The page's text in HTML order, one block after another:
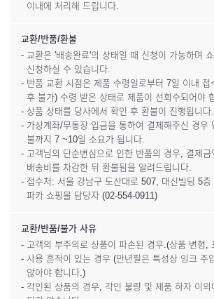
이내에 처리해 드립니다.
교환/반품/환불
- 교환은 '배송완료'의 상태일 때 신청이 가능하며
신청하실 수 있습니다.
- 반품 교환 시점은 제품 수령일로부터 7일 이내 접
후 불가) 수령 받은 상태로 제품이 선회수되어야
- 상품 상태를 당사에서 확인 후 환불이 진행됩니다.
- 가상계좌/무통장 입금을 통하여 결제해주신 경우
불까지 7 ~10일 소요가 됩니다.
- 고객님의 단순변심으로 인한 반품의 경우, 결제금
배송비를 차감한 뒤 환불됨을 알려드립니다.
- 접수처: 서울 강남구 도산대로 507, 대신빌딩 5층
파카 쇼핑몰 담당자 (02-554-0911)
교환/반품/불가 사유
- 고객의 부주의로 상품이 파손된 경우.(상품 변형,
- 사용 흔적이 있는 경우 (만년필은 특성상 잉크 주
않아야 합니다.)
- 각인된 상품의 경우, 각인 불량 및 제품 하자 이외